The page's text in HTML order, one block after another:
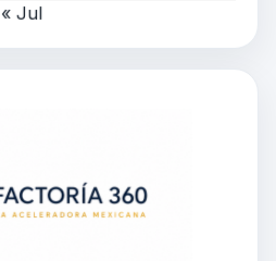
« Jul